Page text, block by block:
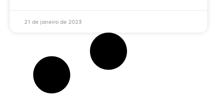
21 de janeiro de 2023